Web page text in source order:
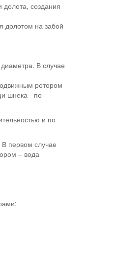
создания
долотом на забой
В случае
ротором
шнека - по
и по
первом случае
– вода